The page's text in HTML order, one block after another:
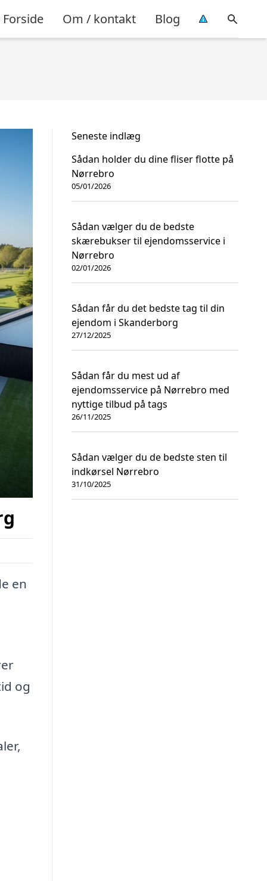
Forside Om / kontakt Blog
en
og
Seneste indlæg
Sådan holder du dine fliser flotte på
Nørrebro
05/01/2026
Sådan vælger du de bedste
skærebukser til ejendomsservice i
Nørrebro
02/01/2026
Sådan får du det bedste tag til din
ejendom i Skanderborg
27/12/2025
Sådan får du mest ud af
ejendomsservice på Nørrebro med
nyttige tilbud på tags
26/11/2025
Sådan vælger du de bedste sten til
indkørsel Nørrebro
31/10/2025